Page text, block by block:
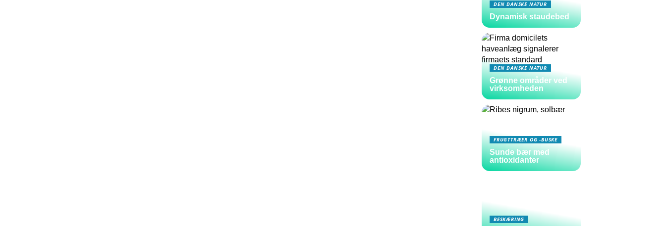
DEN DANSKE NATUR
Dynamisk staudebed
DEN DANSKE NATUR
Grønne områder ved
virksomheden
FRUGTTRÆER OG -BUSKE
Sunde bær med
antioxidanter
BESKÆRING